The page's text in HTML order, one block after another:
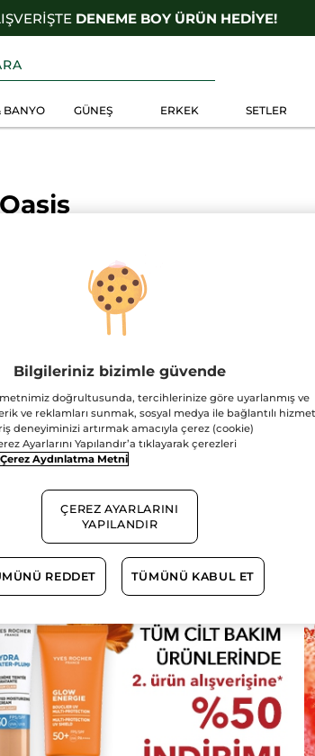
ÜZERİ ALIŞVERİŞLERDEÜCRETSİZ KARGO!
BANYO GÜNEŞ ERKEK SETLER
GEÇERLİ
Bilgileriniz bizimle güvende
doğrultusunda, tercihlerinize göre uyarlanmış ve
ve reklamları sunmak, sosyal medya ile bağlantılı
deneyiminizi artırmak amacıyla çerez (cookie)
Ayarlarını Yapılandır’a tıklayarak çerezleri
Çerez Aydınlatma Metni
ÇEREZ AYARLARINI
YAPILANDIR
REDDET TÜMÜNÜ KABUL ET